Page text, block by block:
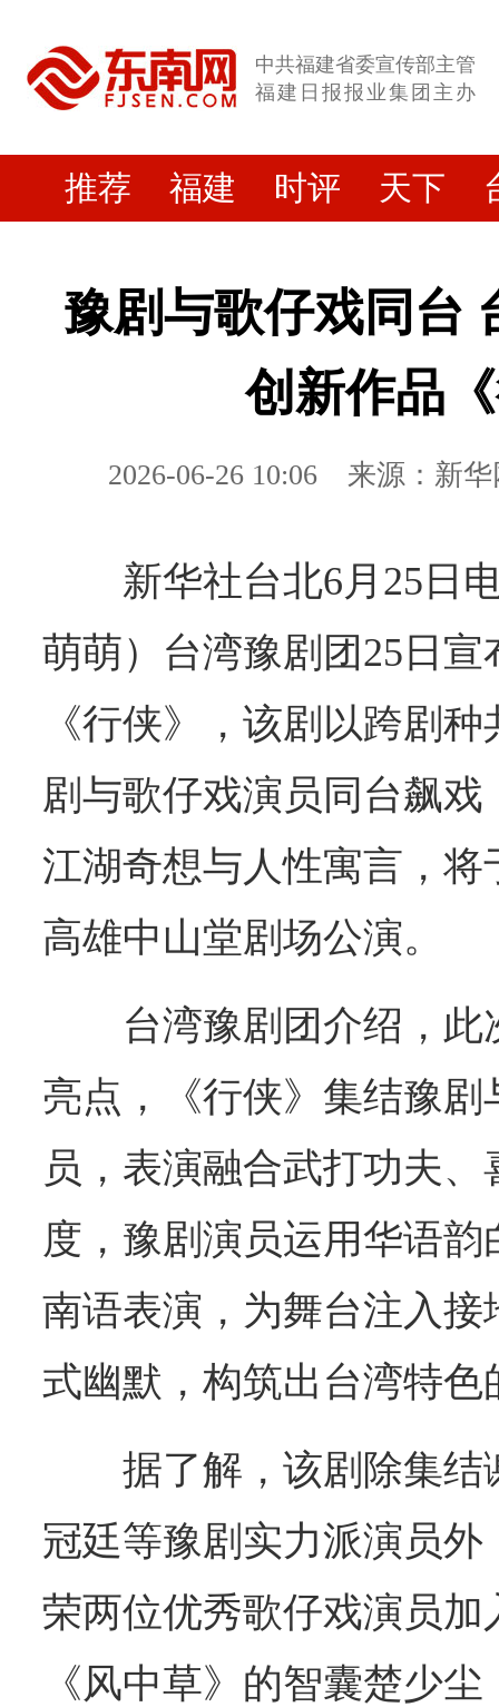
中共福建省委宣传部主管
福建日报报业集团主办
推荐 福建 时评 天下
豫剧与歌仔戏同台
创新作品
2026-06-26 10:06 来源：新华
新华社台北6月25日
萌萌）台湾豫剧团25日
《行侠》，该剧以跨剧
剧与歌仔戏演员同台飙
江湖奇想与人性寓言，将
高雄中山堂剧场公演。
台湾豫剧团介绍，
亮点，《行侠》集结豫
员，表演融合武打功夫
度，豫剧演员运用华语
南语表演，为舞台注入
式幽默，构筑出台湾特色
据了解，该剧除集
冠廷等豫剧实力派演员
荣两位优秀歌仔戏演员
《风中草》的智囊楚少